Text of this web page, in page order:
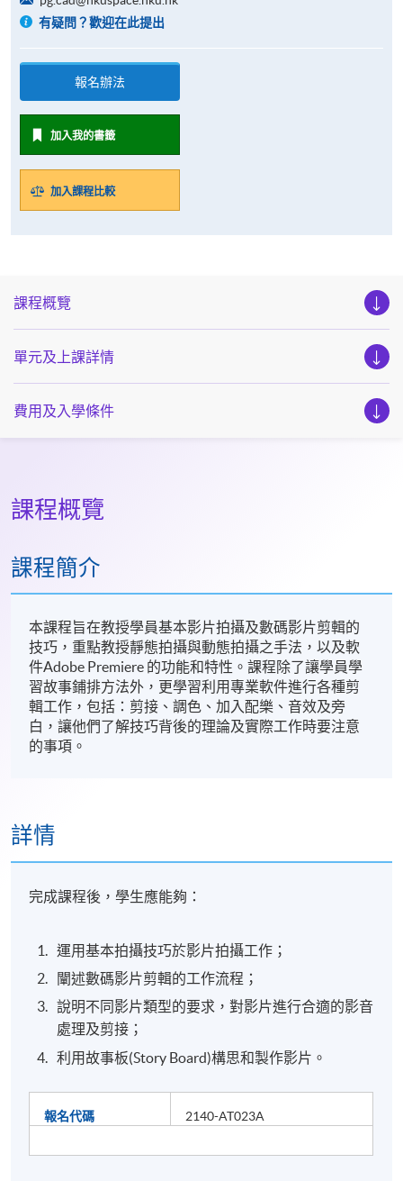
有疑問？歡迎在此提出
報名辦法
加入我的書籤
加入課程比較
課程概覽
單元及上課詳情
費用及入學條件
課程概覽
課程簡介
本課程旨在教授學員基本影片拍攝及數碼影片剪輯的
技巧，重點教授靜態拍攝與動態拍攝之手法，以及軟
件Adobe Premiere 的功能和特性。課程除了讓學員學
習故事鋪排方法外，更學習利用專業軟件進行各種剪
輯工作，包括：剪接、調色、加入配樂、音效及旁
白，讓他們了解技巧背後的理論及實際工作時要注意
的事項。
詳情
完成課程後，學生應能夠：
運用基本拍攝技巧於影片拍攝工作；
闡述數碼影片剪輯的工作流程；
說明不同影片類型的要求，對影片進行合適的影音
處理及剪接；
利用故事板(Story Board)構思和製作影片。
報名代碼 2140-AT023A